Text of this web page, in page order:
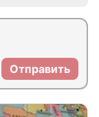
Отправить